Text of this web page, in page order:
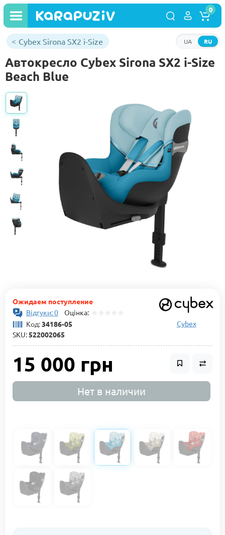
RU
UA
0
Cybex Sirona SX2 i-Size
Автокресло Cybex Sirona SX2 i-Size
Beach Blue
Ожидаем поступление
Відгуки: 0 Оцінка:
Код:34186-05
SKU:522002065
Cybex
15 000 грн
Нет в наличии